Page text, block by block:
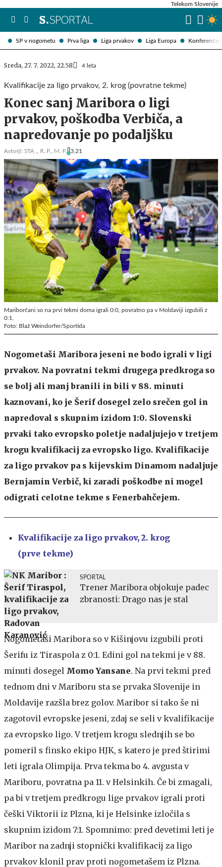
SP v nogometu Prva liga Liga prvakov Liga Europa
Telekom Slovenije
Sreda, 27. 7. 2022, 22.58 4 leta
Kvalifikacije za ligo prvakov, 2. krog (povratne tekme)
Konec sanj Maribora o ligi
prvakov, poškodba Verbiča, a
napredovanje po podaljšku
Avtorji: STA ,, R. P., M. P. 3,21
Mariborčani so na prvi tekmi doma igrali 0:0, povratno pa v Moldaviji izgubili z
0:1.
Foto: Blaž Weindorfer/Sportida
Nogometaši Maribora jeseni ne bodo igrali v ligi
prvakov. Na povratni tekmi drugega predkroga so
se bolj ali manj branili in bili v 88. minuti
kaznovani, ko je Šerif dosegel zelo srečen gol in
napredoval s skupnim izidom 1:0. Slovenski
prvaki tako evropsko poletje nadaljujejo v tretjem
krogu kvalifikacij za evropsko ligo. Kvalifikacije
za ligo prvakov pa s kijevskim Dinamom nadaljuje
Bernjamin Verbič, ki zaradi poškodbe ni mogel
odigrati celotne tekme s Fenerbahčejem.
Kvalifikacije za ligo prvakov, 2. krog
(prve tekme)
SPORTAL
Trener Maribora objokuje padec
zbranosti: Drago nas je stal
Nogometaši Maribora so v Kišinjovu izgubili proti
Šerifu iz Tiraspola z 0:1. Edini gol na tekmi je v 88.
minuti dosegel Momo Yansane. Na prvi tekmi pred
tednom dni v Mariboru sta se prvaka Slovenije in
Moldavije razšla brez golov. Maribor si tako še ni
zagotovil evropske jeseni, zdaj se seli v kvalifikacije
za evropsko ligo. V tretjem krogu slednjih se bo
pomeril s finsko ekipo HJK, s katero je pred štirimi
leti igrala Olimpija. Prva tekma bo 4. avgusta v
Mariboru, povratna pa 11. v Helsinkih. Če bi zmagali,
pa bi v tretjem predkrogu lige prvakov igrali proti
češki Viktorii iz Plzna, ki je Helsinke izločila s
skupnim izidom 7:1. Spomnimo: pred devetimi leti je
Maribor na zadnji stopnički kvalifikacij za ligo
prvakov klonil prav proti nogometašem iz Plzna.